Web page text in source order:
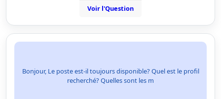
Voir l'Question
Bonjour, Le poste est-il toujours disponible? Quel est le profil
recherché? Quelles sont les m